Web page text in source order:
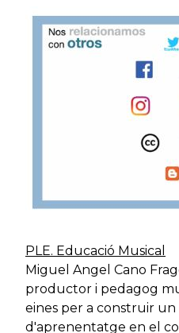
PLE. Educació Musical
Miguel Angel Cano
productor i pedagog
eines per a construir
d'aprenentatge en el